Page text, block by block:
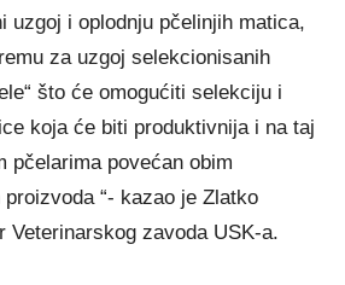
uzgoj i oplodnju pčelinjih matica,
za uzgoj selekcionisanih
što će omogućiti selekciju i
koja će biti produktivnija i na taj
pčelarima povećan obim
“- kazao je Zlatko
Veterinarskog zavoda USK-a.